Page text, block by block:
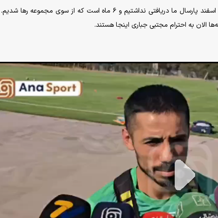
فخرالدینی در خصوص مشکلات مالی تیمش عنوان کرد: از اسفند پارسال ما دریافتی نداشتیم و ۶ ماه است که از سوی
الان به احترام مجتبی جباری اینجا هستند.
P
l